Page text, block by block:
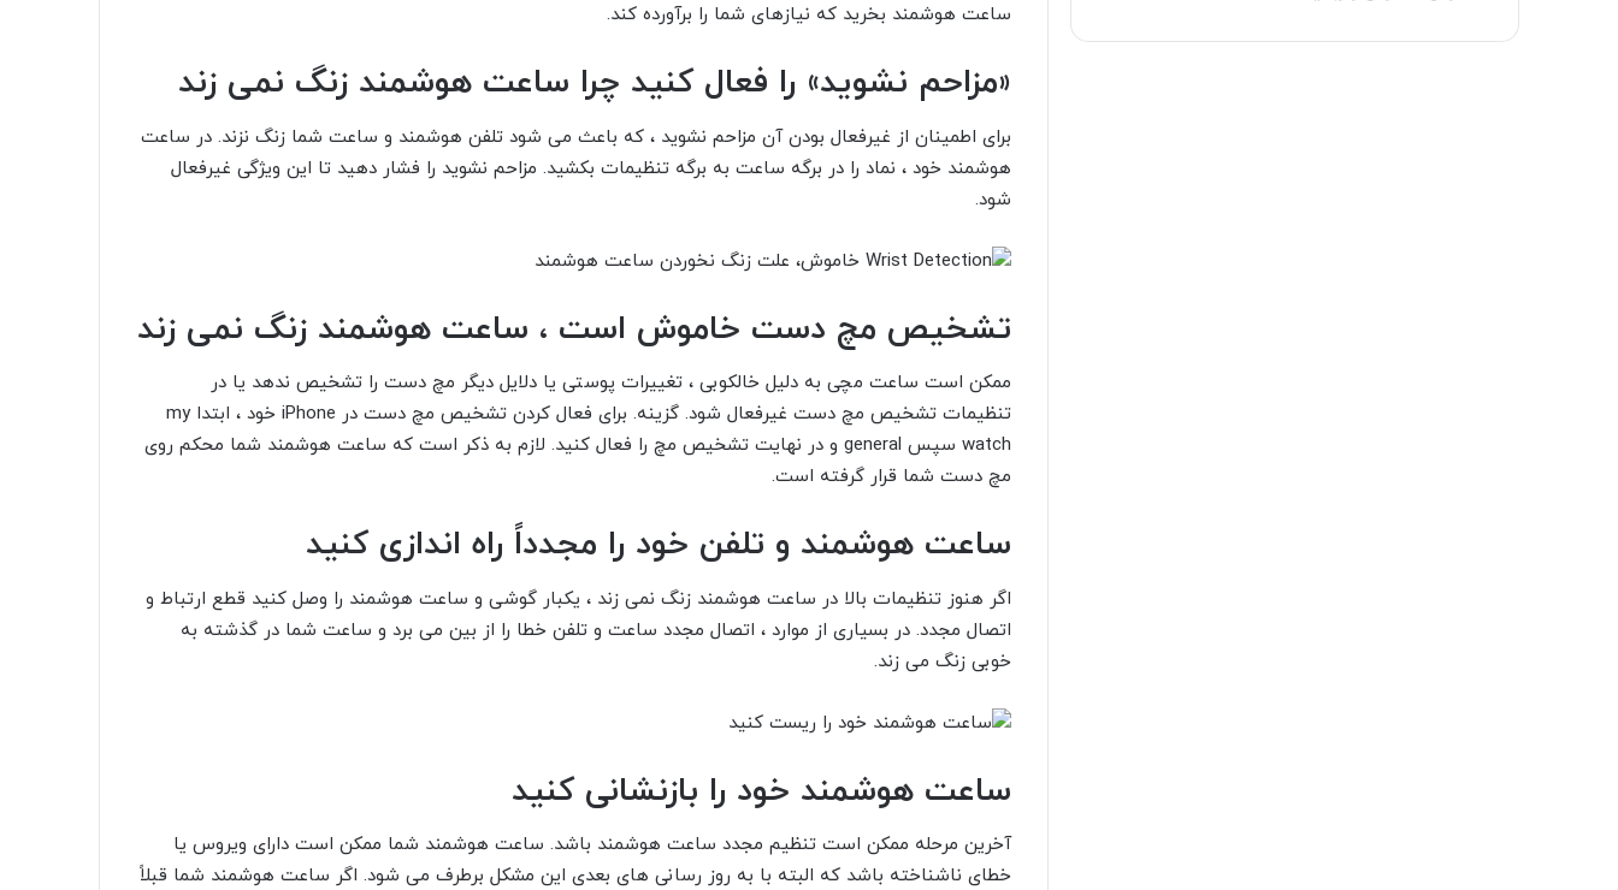
ساعت هوشمند بخرید که نیازهای شما را برآورده کند.
«مزاحم نشوید» را فعال کنید چرا ساعت هوشمند زنگ نمی زند
برای اطمینان از غیرفعال بودن آن مزاحم نشوید، که باعث می شود تلفن هوشمند و ساعت شما زنگ نزند. در ساعت
هوشمند خود ، نماد را در برگه ساعت به برگه تنظیمات بکشید. مزاحم نشوید را فشار دهید تا این ویژگی غیرفعال
شود.
تشخیص مچ دست خاموش است ، ساعت هوشمند زنگ نمی زند
ممکن است ساعت مچی به دلیل خالکوبی ، تغییرات پوستی یا دلایل دیگر مچ دست را تشخیص ندهد یا در
تنظیماتتشخیص مچ دست غیرفعال شود. گزینه. برای فعال کردنتشخیص مچ دستدر iPhone خود ، ابتدا
my
watch سپس general و در نهایت تشخیص مچ را فعال کنید. لازم به ذکر است که ساعت هوشمند شما محکم روی
مچ دست شما قرار گرفته است.
ساعت هوشمند و تلفن خود را مجدداً راه اندازی کنید
اگر هنوز تنظیمات بالا در ساعت هوشمند زنگ نمی زند ، یکبار گوشی و ساعت هوشمند را وصل کنید قطع ارتباط و
اتصال مجدد. در بسیاری از موارد ، اتصال مجدد ساعت و تلفن خطا را از بین می برد و ساعت شما در گذشته به
خوبی زنگ می زند.
ساعت هوشمند خود را بازنشانی کنید
آخرین مرحله ممکن است تنظیم مجدد ساعت هوشمند باشد. ساعت هوشمند شما ممکن است دارای ویروس یا
خطای ناشناخته باشد که البته با به روز رسانی های بعدی این مشکل برطرف می شود. اگر ساعت هوشمند شما قبلاً